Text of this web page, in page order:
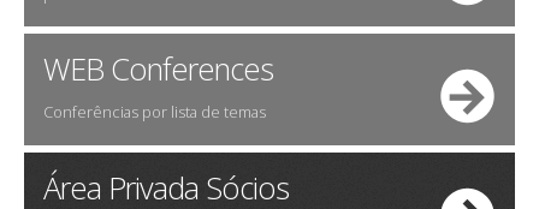
WEB Conferences
Conferências por lista de temas
Área Privada Sócios